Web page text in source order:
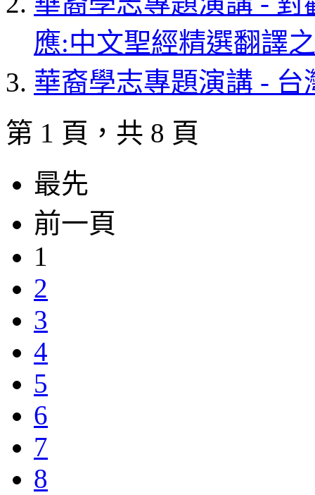
應:中文聖經精選翻譯
華裔學志專題演講 -
第 1 頁，共 8 頁
最先
前一頁
1
2
3
4
5
6
7
8